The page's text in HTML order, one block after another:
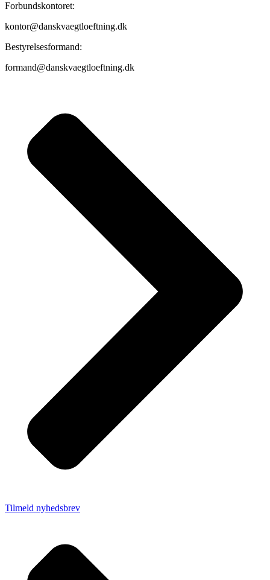
Forbundskontoret:
kontor@danskvaegtloeftning.dk
Bestyrelsesformand:
formand@danskvaegtloeftning.dk
Tilmeld nyhedsbrev